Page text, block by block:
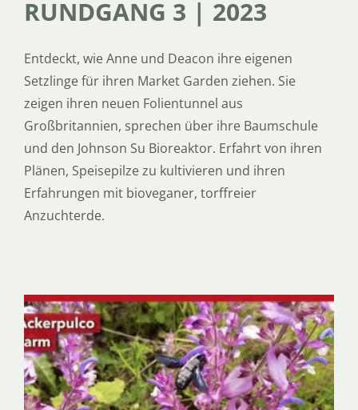
RUNDGANG 3 | 2023
Entdeckt, wie Anne und Deacon ihre eigenen
Setzlinge für ihren Market Garden ziehen. Sie
zeigen ihren neuen Folientunnel aus
Großbritannien, sprechen über ihre Baumschule
und den Johnson Su Bioreaktor. Erfahrt von ihren
Plänen, Speisepilze zu kultivieren und ihren
Erfahrungen mit bioveganer, torffreier
Anzuchterde.